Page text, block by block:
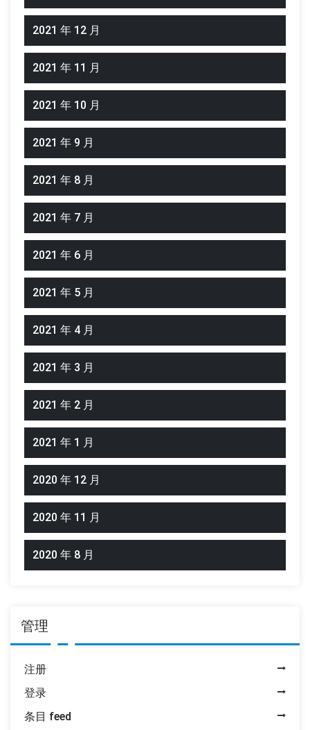
2021 年 12 月
2021 年 11 月
2021 年 10 月
2021 年 9 月
2021 年 8 月
2021 年 7 月
2021 年 6 月
2021 年 5 月
2021 年 4 月
2021 年 3 月
2021 年 2 月
2021 年 1 月
2020 年 12 月
2020 年 11 月
2020 年 8 月
管理
注册
登录
条目 feed